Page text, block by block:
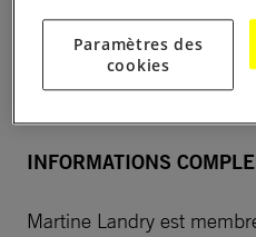
38 65 41 –
Anafé / Laure Palun – 06
INFORMATIONS
Martine Landry est
Paramètres des
cookies